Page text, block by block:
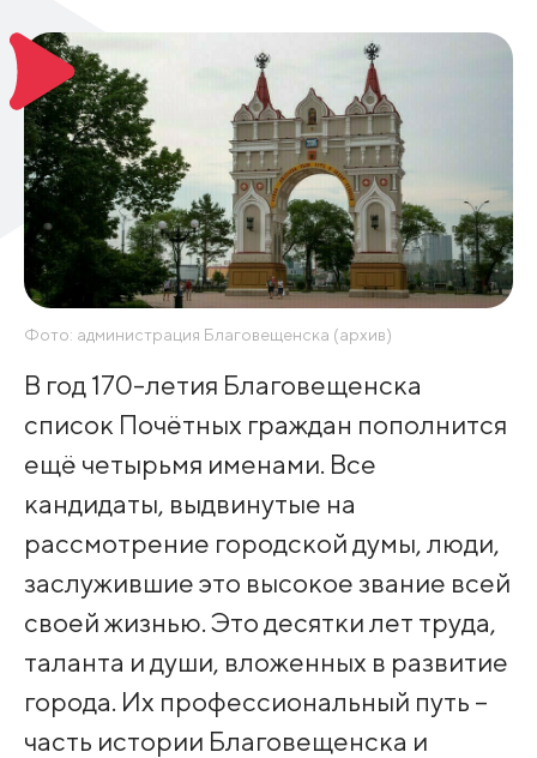
Фото: администрация Благовещенска (архив)
В год 170-летия Благовещенска
список Почётных граждан пополнится
ещё четырьмя именами. Все
кандидаты, выдвинутые на
рассмотрение городской думы, люди,
заслужившие это высокое звание всей
своей жизнью. Это десятки лет труда,
таланта и души, вложенных в развитие
города. Их профессиональный путь –
часть истории Благовещенска и